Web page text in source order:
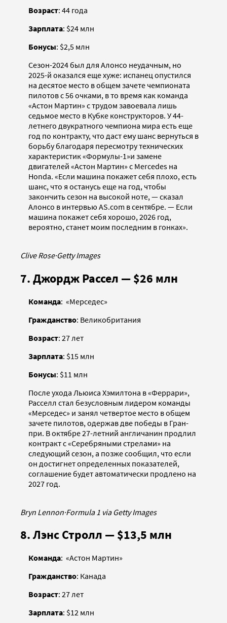
Возраст: 44 года
Зарплата: $24 млн
Бонусы: $2,5 млн
Сезон-2024 был для Алонсо неудачным, но
2025-й оказался еще хуже: испанец опустился
на десятое место в общем зачете чемпионата
пилотов с 56 очками, в то время как команда
«Астон Мартин» с трудом завоевала лишь
седьмое место в Кубке конструкторов. У 44-
летнего двукратного чемпиона мира есть еще
год по контракту, что даст ему шанс вернуться в
борьбу благодаря пересмотру технических
характеристик «Формулы-1»и замене
двигателей «Астон Мартин» с Mercedes на
Honda. «Если машина покажет себя плохо, есть
шанс, что я останусь еще на год, чтобы
закончить сезон на высокой ноте, — сказал
Алонсо в интервью AS.com в сентябре. — Если
машина покажет себя хорошо, 2026 год,
вероятно, станет моим последним в гонках».
Clive Rose·Getty Images
7. Джордж Рассел — $26 млн
Команда: «Мерседес»
Гражданство: Великобритания
Возраст: 27 лет
Зарплата: $15 млн
Бонусы: $11 млн
После ухода Льюиса Хэмилтона в «Феррари»,
Расселл стал безусловным лидером команды
«Мерседес» и занял четвертое место в общем
зачете пилотов, одержав две победы в Гран-
при. В октябре 27-летний англичанин продлил
контракт с «Серебряными стрелами» на
следующий сезон, а позже сообщил, что если
он достигнет определенных показателей,
соглашение будет автоматически продлено на
2027 год.
Bryn Lennon·Formula 1 via Getty Images
8. Лэнс Стролл — $13,5 млн
Команда: «Астон Мартин»
Гражданство: Канада
Возраст: 27 лет
Зарплата: $12 млн